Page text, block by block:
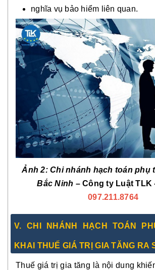
nghĩa vụ bảo hiểm liên quan.
Ảnh 2: Chi nhánh hạch toán phụ
Bắc Ninh – Công ty Luật TLK
097.211.8764
V. CHI NHÁNH HẠCH TOÁN
KHAI THUẾ GIÁ TRỊ GIA TĂNG RA
Thuế giá trị gia tăng là nội dung